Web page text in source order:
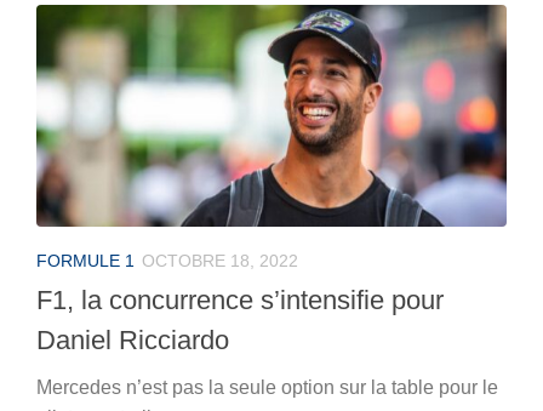
FORMULE 1 OCTOBRE 18, 2022
F1, la concurrence s’intensifie pour
Daniel Ricciardo
Mercedes n’est pas la seule option sur la table pour le